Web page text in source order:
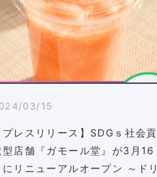
03/15
プレスリリース】SDGｓ社会貢
型店舗『ガモール堂』が3月16
にリニューアルオープン ～ドリ